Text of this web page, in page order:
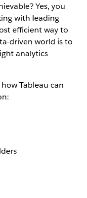
Yes, you
with leading
efficient way to
driven world is to
analytics
Tableau can